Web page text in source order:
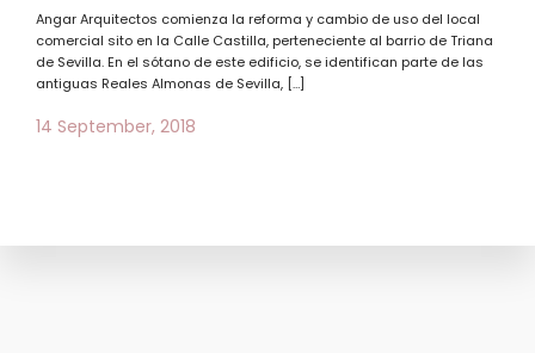
Angar Arquitectos comienza la reforma y cambio de uso del local
comercial sito en la Calle Castilla, perteneciente al barrio de Triana
de Sevilla. En el sótano de este edificio, se identifican parte de las
antiguas Reales Almonas de Sevilla, […]
14 September, 2018